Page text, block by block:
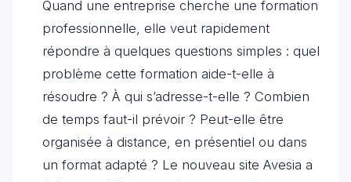
Quand une entreprise cherche une formation
professionnelle, elle veut rapidement
répondre à quelques questions simples : quel
problème cette formation aide-t-elle à
résoudre ? À qui s’adresse-t-elle ? Combien
de temps faut-il prévoir ? Peut-elle être
organisée à distance, en présentiel ou dans
un format adapté ? Le nouveau site Avesia a